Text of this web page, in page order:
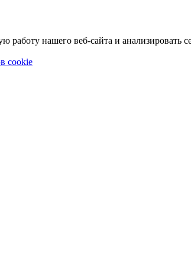
нашего веб-сайта и анализировать
cookie